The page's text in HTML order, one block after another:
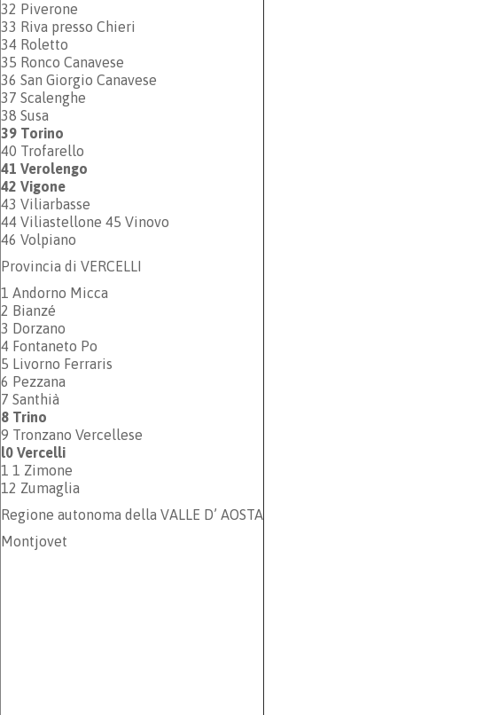
32 Piverone
33 Riva presso Chieri
34 Roletto
35 Ronco Canavese
36 San Giorgio Canavese
37 Scalenghe
38 Susa
39 Torino
40 Trofarello
41 Verolengo
42 Vigone
43 Viliarbasse
44 Viliastellone 45 Vinovo
46 Volpiano
Provincia di VERCELLI
1 Andorno Micca
2 Bianzé
3 Dorzano
4 Fontaneto Po
5 Livorno Ferraris
6 Pezzana
7 Santhià
8 Trino
9 Tronzano Vercellese
l0 Vercelli
1 1 Zimone
12 Zumaglia
Regione autonoma della VALLE D’ AOSTA
Montjovet